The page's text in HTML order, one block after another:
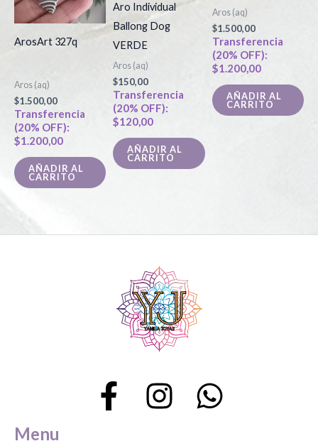
ArosArt 327q
Aros (aq)
$1.500,00
Transferencia
(20% OFF):
$1.200,00
AÑADIR AL
CARRITO
Aro Individual
Ballong Dog
VERDE
Aros (aq)
$150,00
Transferencia
(20% OFF):
$120,00
AÑADIR AL
CARRITO
Aros (aq)
$1.500,00
Transferencia
(20% OFF):
$1.200,00
AÑADIR AL
CARRITO
Menu